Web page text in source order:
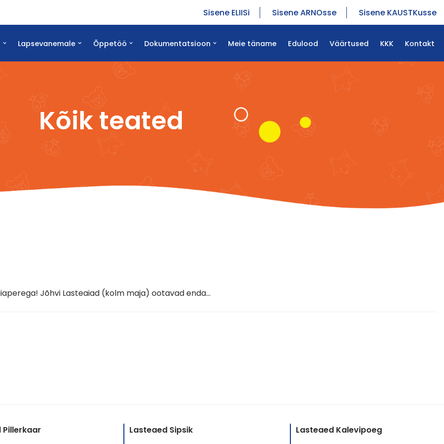
Sisene ELIISi Sisene ARNOsse Sisene KAUSTKusse
Lapsevanemale Õppetöö Dokumentatsioon Meie täname Edulood Väärtused KKK Kontakt
Kõik teated
Jõhvi Lasteaiad (kolm maja) ootavad enda…
Pillerkaar Lasteaed Sipsik Lasteaed Kalevipoeg